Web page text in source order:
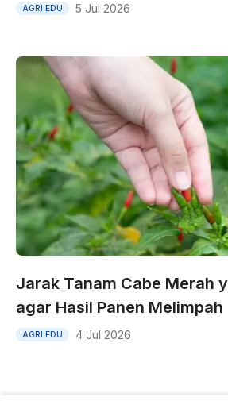
AGRI EDU 5 Jul 2026
Jarak Tanam Cabe Merah
agar Hasil Panen Melimpah
AGRI EDU 4 Jul 2026